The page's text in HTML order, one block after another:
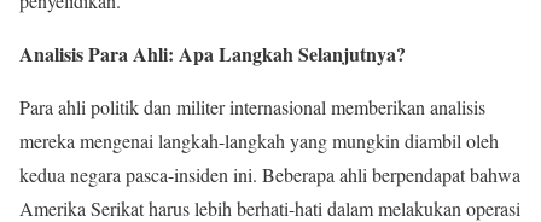
Analisis Para Ahli: Apa Langkah Selanjutnya?
Para ahli politik dan militer internasional memberikan analisis
mereka mengenai langkah-langkah yang mungkin diambil oleh
kedua negara pasca-insiden ini. Beberapa ahli berpendapat bahwa
Amerika Serikat harus lebih berhati-hati dalam melakukan operasi